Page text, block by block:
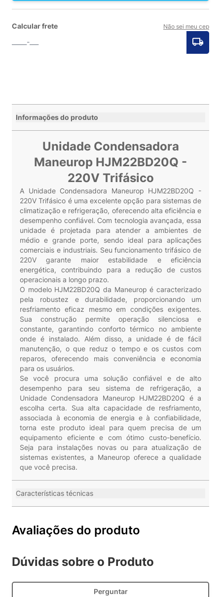
Calcular frete Não sei meu cep
Informações do produto
Unidade Condensadora
Maneurop HJM22BD20Q -
220V Trifásico
A Unidade Condensadora Maneurop HJM22BD20Q -
220V Trifásico é uma excelente opção para sistemas de
climatização e refrigeração, oferecendo alta eficiência e
desempenho confiável. Com tecnologia avançada, essa
unidade é projetada para atender a ambientes de
médio e grande porte, sendo ideal para aplicações
comerciais e industriais. Seu funcionamento trifásico de
220V garante maior estabilidade e eficiência
energética, contribuindo para a redução de custos
operacionais a longo prazo.
O modelo HJM22BD20Q da Maneurop é caracterizado
pela robustez e durabilidade, proporcionando um
resfriamento eficaz mesmo em condições exigentes.
Sua construção permite operação silenciosa e
constante, garantindo conforto térmico no ambiente
onde é instalado. Além disso, a unidade é de fácil
manutenção, o que reduz o tempo e os custos com
reparos, oferecendo mais conveniência e economia
para os usuários.
Se você procura uma solução confiável e de alto
desempenho para seu sistema de refrigeração, a
Unidade Condensadora Maneurop HJM22BD20Q é a
escolha certa. Sua alta capacidade de resfriamento,
associada à economia de energia e à confiabilidade,
torna este produto ideal para quem precisa de um
equipamento eficiente e com ótimo custo-benefício.
Seja para instalações novas ou para atualização de
sistemas existentes, a Maneurop oferece a qualidade
que você precisa.
Características técnicas
Avaliações do produto
Dúvidas sobre o Produto
Perguntar